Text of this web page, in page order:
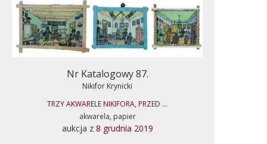
Nr Katalogowy 87.
Nikifor Krynicki
TRZY AKWARELE NIKIFORA, PRZED ...
akwarela, papier
aukcja z 8 grudnia 2019